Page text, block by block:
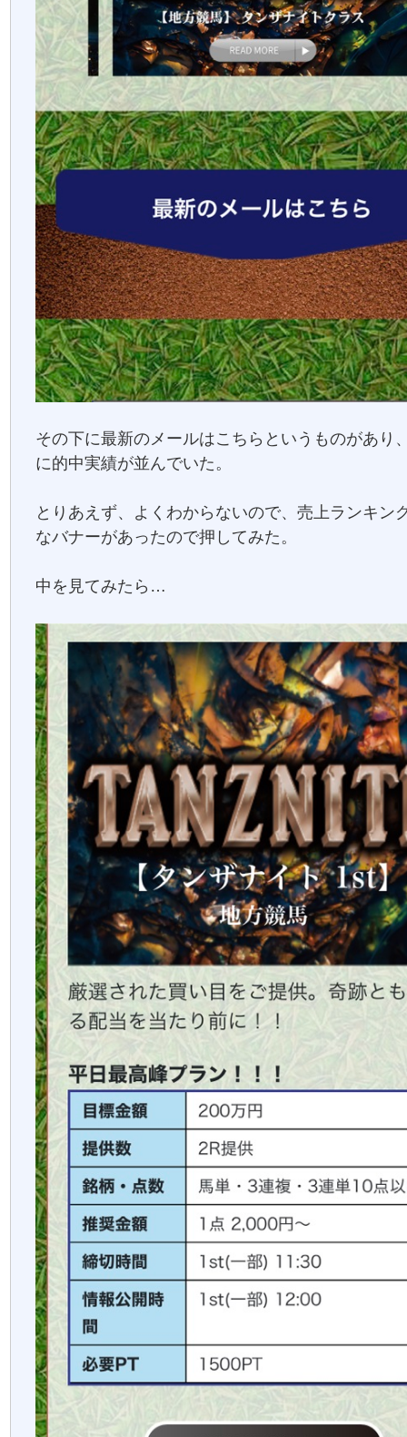
その下に最新のメールはこちらというものがあり
に的中実績が並んでいた。
とりあえず、よくわからないので、売上ランキン
なバナーがあったので押してみた。
中を見てみたら…